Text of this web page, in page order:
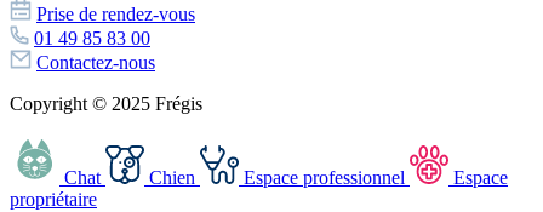
Prise de rendez-vous
01 49 85 83 00
Contactez-nous
Copyright © 2025 Frégis
Chat Chien Espace professionnel
Espace
propriétaire